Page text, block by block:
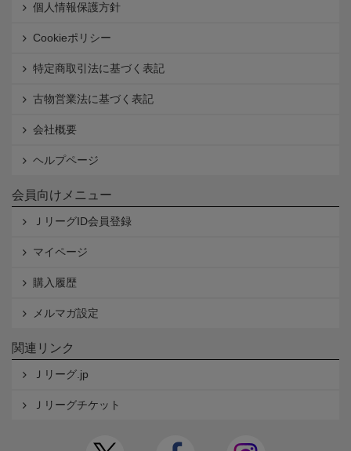
個人情報保護方針
Cookieポリシー
特定商取引法に基づく表記
古物営業法に基づく表記
会社概要
ヘルプページ
会員向けメニュー
ＪリーグID会員登録
マイページ
購入履歴
メルマガ設定
関連リンク
Ｊリーグ.jp
Ｊリーグチケット